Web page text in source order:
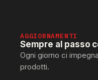
AGGIORNAMENTI
Sempre al passo
Ogni giorno ci
prodotti.